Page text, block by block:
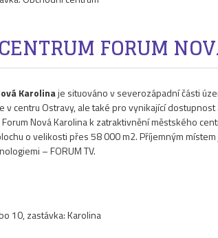
FORUM
Karolinaje situováno v severozápadní části
v centru Ostravy, ale také pro vynikající
Nová Karolina k zatraktivnění městského
o velikosti přes 58 000 m2. Příjemným
– FORUM TV.
10, zastávka: Karolina